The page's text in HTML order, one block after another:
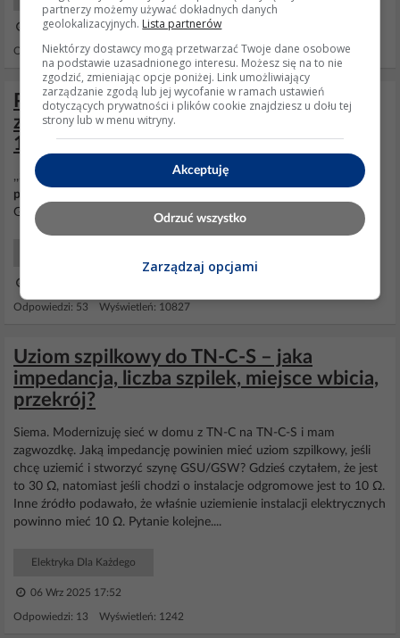
01 Mar 2013 13:35
Odpowiedzi: 27 Wyświetleń: 5721
Prośba o ocenę samodzielnie
zaprojektowanej instalacji elektrycznej do
1 kV
,,Sznuruje się ,, rozdzielnicę grzebieniami- 10mm2,16mm2, itp. , żył
przewodów
GSW . W przekrojach
przewodów nie ma 5mm2.
Odpowiedzi: 53 Wyświetleń: 10827
Uziom szpilkowy do TN-C-S – jaka
impedancja, liczba szpilek, miejsce wbicia,
przekrój?
Siema. Modernizuję sieć w domu z TN-C na TN-C-S i mam
zagwozdkę. Jaką impedancję powinien mieć uziom szpilkowy, jeśli
chcę uziemić i stworzyć szynę GSU/GSW? Gdzieś czytałem, że jest
to 30 Ω, natomiast jeśli chodzi o instalacje odgromowe jest to 10 Ω.
Inne źródło podawało, że właśnie uziemienie instalacji elektrycznych
powinno mieć 10 Ω. Pytanie kolejne....
Elektryka Dla Każdego
06 Wrz 2025 17:52
Odpowiedzi: 13 Wyświetleń: 1242
partnerzy możemy używać dokładnych danych
geolokalizacyjnych. Lista partnerów
Niektórzy dostawcy mogą przetwarzać Twoje dane osobowe
na podstawie uzasadnionego interesu. Możesz się na to nie
zgodzić, zmieniając opcje poniżej. Link umożliwiający
zarządzanie zgodą lub jej wycofanie w ramach ustawień
dotyczących prywatności i plików cookie znajdziesz u dołu tej
strony lub w menu witryny.
Akceptuję
Odrzuć wszystko
Zarządzaj opcjami